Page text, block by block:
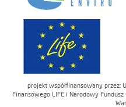
projekt współfinansowany przez:
Finansowego LIFE i Narodowy